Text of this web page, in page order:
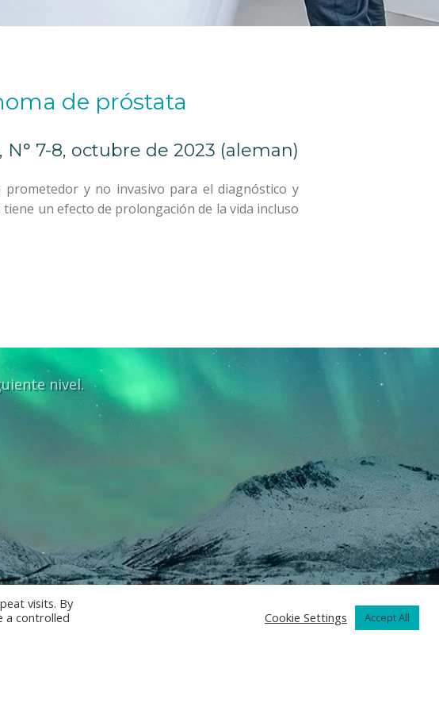
de próstata
N° 7-8, octubre de 2023 (aleman)
y no invasivo para el diagnóstico y
un efecto de prolongación de la vida incluso
nivel.
visits. By
a controlled
Cookie Settings Accept All